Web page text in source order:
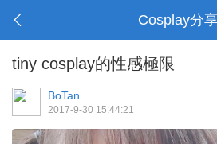
Cosplay分
tiny cosplay的性感極限
BoTan
2017-9-30 15:44:21